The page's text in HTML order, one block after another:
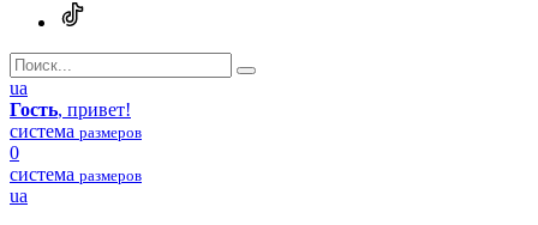
ua
Гость, привет!
система размеров
0
система размеров
ua